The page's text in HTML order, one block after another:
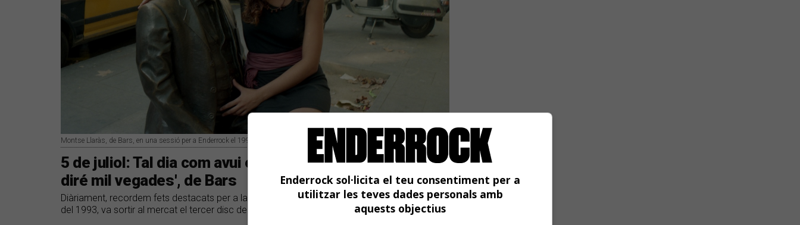
Montse Llaràs, de Bars, en una sessió per a Enderrock el 1993 | Xavier Mercadé
5 de juliol: Tal dia com avui es va publicar el disc 'T'ho
diré mil vegades', de Bars
Diàriament, recordem fets destacats per a la música catalana | Tal dia com avui, el 5 de juliol
del 1993, va sortir al mercat el tercer disc de Bars
Enderrock sol·licita el teu consentiment per a
utilitzar les teves dades personals amb
aquests objectius